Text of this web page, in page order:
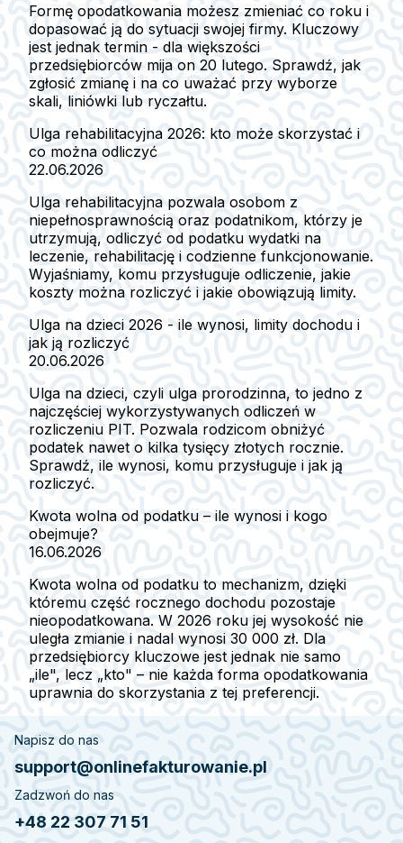
Formę opodatkowania możesz zmieniać co roku i
dopasować ją do sytuacji swojej firmy. Kluczowy
jest jednak termin - dla większości
przedsiębiorców mija on 20 lutego. Sprawdź, jak
zgłosić zmianę i na co uważać przy wyborze
skali, liniówki lub ryczałtu.
Ulga rehabilitacyjna 2026: kto może skorzystać i
co można odliczyć
22.06.2026
Ulga rehabilitacyjna pozwala osobom z
niepełnosprawnością oraz podatnikom, którzy je
utrzymują, odliczyć od podatku wydatki na
leczenie, rehabilitację i codzienne funkcjonowanie.
Wyjaśniamy, komu przysługuje odliczenie, jakie
koszty można rozliczyć i jakie obowiązują limity.
Ulga na dzieci 2026 - ile wynosi, limity dochodu i
jak ją rozliczyć
20.06.2026
Ulga na dzieci, czyli ulga prorodzinna, to jedno z
najczęściej wykorzystywanych odliczeń w
rozliczeniu PIT. Pozwala rodzicom obniżyć
podatek nawet o kilka tysięcy złotych rocznie.
Sprawdź, ile wynosi, komu przysługuje i jak ją
rozliczyć.
Kwota wolna od podatku – ile wynosi i kogo
obejmuje?
16.06.2026
Kwota wolna od podatku to mechanizm, dzięki
któremu część rocznego dochodu pozostaje
nieopodatkowana. W 2026 roku jej wysokość nie
uległa zmianie i nadal wynosi 30 000 zł. Dla
przedsiębiorcy kluczowe jest jednak nie samo
„ile", lecz „kto" – nie każda forma opodatkowania
uprawnia do skorzystania z tej preferencji.
Napisz do nas
support@onlinefakturowanie.pl
Zadzwoń do nas
+48 22 307 71 51